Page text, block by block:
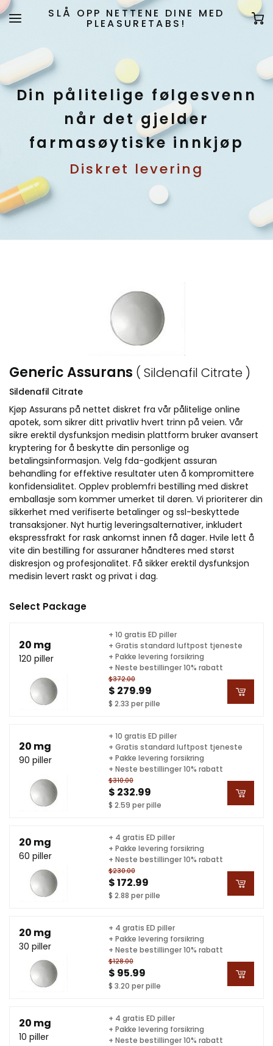
SLÅ OPP NETTENE DINE MED
PLEASURETABS!
Din pålitelige følgesvenn
når det gjelder
farmasøytiske innkjøp
Diskret levering
Generic Assurans ( Sildenafil Citrate )
Sildenafil Citrate
Kjøp Assurans på nettet diskret fra vår pålitelige online
apotek, som sikrer ditt privatliv hvert trinn på veien. Vår
sikre erektil dysfunksjon medisin plattform bruker avansert
kryptering for å beskytte din personlige og
betalingsinformasjon. Velg fda-godkjent assuran
behandling for effektive resultater uten å kompromittere
konfidensialitet. Opplev problemfri bestilling med diskret
emballasje som kommer umerket til døren. Vi prioriterer din
sikkerhet med verifiserte betalinger og ssl-beskyttede
transaksjoner. Nyt hurtig leveringsalternativer, inkludert
ekspressfrakt for rask ankomst innen få dager. Hvile lett å
vite din bestilling for assuraner håndteres med størst
diskresjon og profesjonalitet. Få sikker erektil dysfunksjon
medisin levert raskt og privat i dag.
Select Package
20 mg
120 piller
$372.00
$ 279.99
$ 2.33 per pille
+ 10 gratis ED piller
+ Gratis standard luftpost tjeneste
+ Pakke levering forsikring
+ Neste bestillinger 10% rabatt
20 mg
90 piller
$310.00
$ 232.99
$ 2.59 per pille
+ 10 gratis ED piller
+ Gratis standard luftpost tjeneste
+ Pakke levering forsikring
+ Neste bestillinger 10% rabatt
20 mg
60 piller
$230.00
$ 172.99
$ 2.88 per pille
+ 4 gratis ED piller
+ Pakke levering forsikring
+ Neste bestillinger 10% rabatt
20 mg
30 piller
$128.00
$ 95.99
$ 3.20 per pille
+ 4 gratis ED piller
+ Pakke levering forsikring
+ Neste bestillinger 10% rabatt
20 mg
10 piller
+ 4 gratis ED piller
+ Pakke levering forsikring
+ Neste bestillinger 10% rabatt